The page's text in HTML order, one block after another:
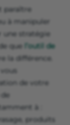
paraître
à manipuler
une stratégie
que
l’outil de
la différence.
de votre
à :
produits